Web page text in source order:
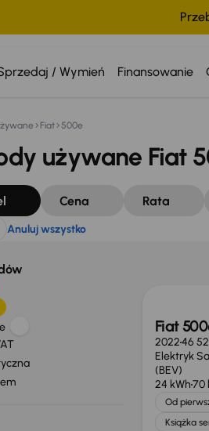
/ Wymień Finansowanie
Anuluj wszystko
Fiat 500e
używane Fiat
Cena Rata
Anuluj wszystko
Fiat
202246
Elektryk
(BEV)
24 kWh70
Od
Książka